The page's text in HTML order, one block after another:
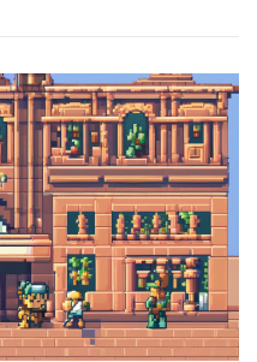
СОРТА МЕТАЛЛОВ